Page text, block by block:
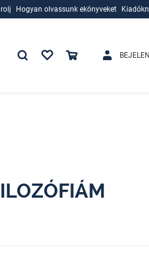
Hogyan olvassunk ekönyveket